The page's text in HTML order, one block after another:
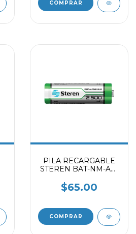
PILA RECARGABLE
STEREN BAT-NM-AA-
$65.00